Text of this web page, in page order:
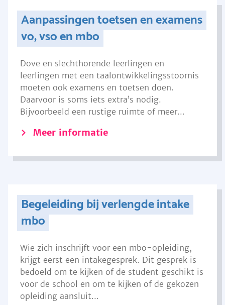
Aanpassingen toetsen en examens
vo, vso en mbo
Dove en slechthorende leerlingen en
leerlingen met een taalontwikkelingsstoornis
moeten ook examens en toetsen doen.
Daarvoor is soms iets extra’s nodig.
Bijvoorbeeld een rustige ruimte of meer...
Meer informatie
Begeleiding bij verlengde intake
mbo
Wie zich inschrijft voor een mbo-opleiding,
krijgt eerst een intakegesprek. Dit gesprek is
bedoeld om te kijken of de student geschikt is
voor de school en om te kijken of de gekozen
opleiding aansluit...